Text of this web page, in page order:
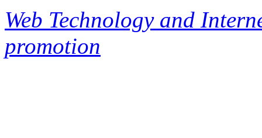
Web Technology and
promotion